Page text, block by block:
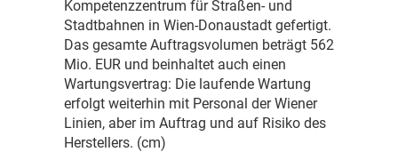
Kompetenzzentrum für Straßen- und
Stadtbahnen in Wien-Donaustadt gefertigt.
Das gesamte Auftragsvolumen beträgt 562
Mio. EUR und beinhaltet auch einen
Wartungsvertrag: Die laufende Wartung
erfolgt weiterhin mit Personal der Wiener
Linien, aber im Auftrag und auf Risiko des
Herstellers. (cm)